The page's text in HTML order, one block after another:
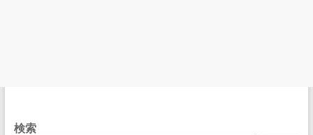
検索